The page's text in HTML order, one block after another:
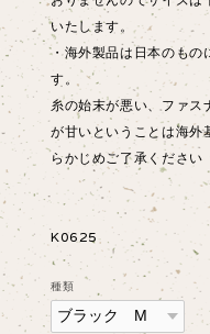
いたします。
・海外製品は日本のもの
す。
糸の始末が悪い、ファス
が甘いということは海外
らかじめご了承ください
K0625
種類